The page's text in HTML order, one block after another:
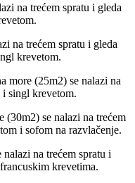
na trećem spratu i gleda
na trećem spratu i gleda
krevetom.
more (25m2) se nalazi na
singl krevetom.
(30m2) se nalazi na trećem
i sofom na razvlačenje.
na trećem spratu i
krevetima.